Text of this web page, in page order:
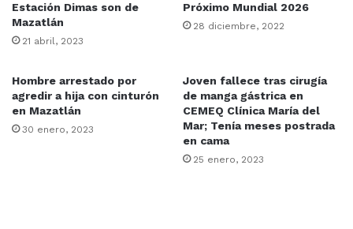
Estación Dimas son de
Mazatlán
21 abril, 2023
Próximo Mundial 2026
28 diciembre, 2022
Hombre arrestado por
agredir a hija con cinturón
en Mazatlán
30 enero, 2023
Joven fallece tras cirugía
de manga gástrica en
CEMEQ Clínica María del
Mar; Tenía meses postrada
en cama
25 enero, 2023